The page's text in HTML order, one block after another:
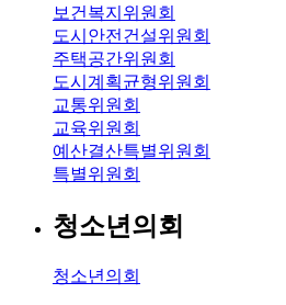
보건복지위원회
도시안전건설위원회
주택공간위원회
도시계획균형위원회
교통위원회
교육위원회
예산결산특별위원회
특별위원회
청소년의회
청소년의회